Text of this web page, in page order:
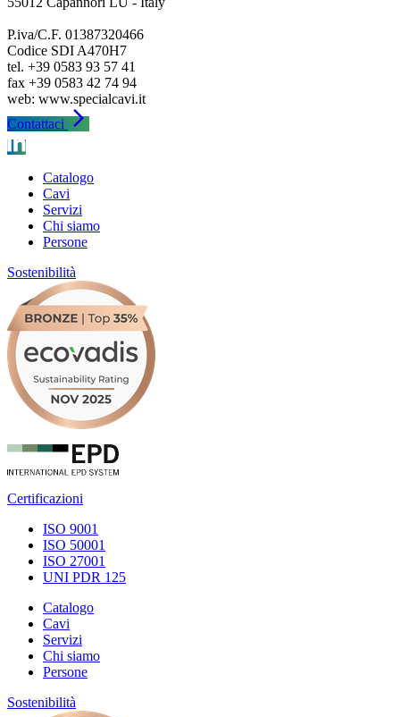
P.iva/C.F. 01387320466
Codice SDI A470H7
tel. +39 0583 93 57 41
fax +39 0583 42 74 94
Contattaci arrow_forward_ios
Catalogo
Cavi
Servizi
Chi siamo
Persone
Sostenibilità
Certificazioni
ISO 9001
ISO 50001
ISO 27001
UNI PDR 125
Catalogo
Cavi
Servizi
Chi siamo
Persone
Sostenibilità